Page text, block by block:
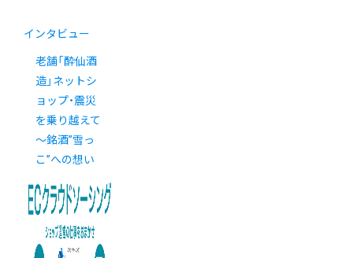
インタビュー
老舗「酔仙酒
造」ネットシ
ョップ・震災
を乗り越えて
～銘酒”雪っ
こ”への想い